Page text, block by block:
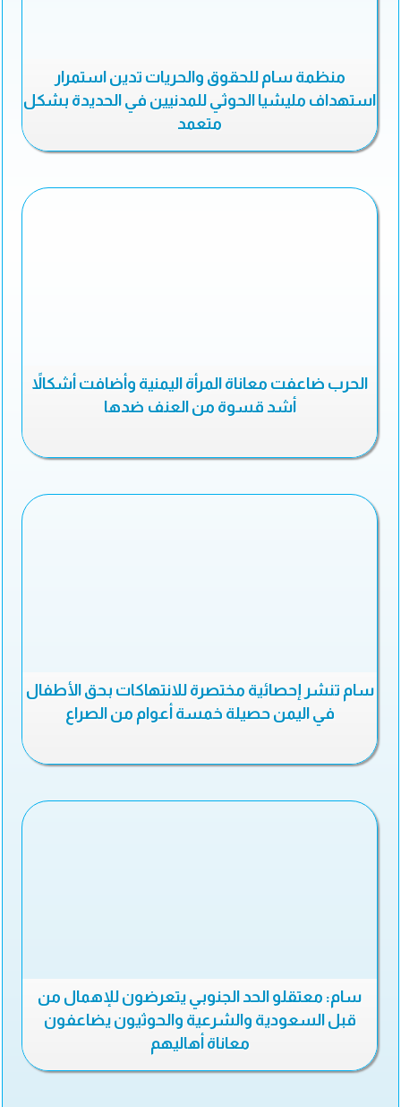
منظمة سام للحقوق والحريات تدين استمرار
استهداف مليشيا الحوثي للمدنيين في الحديدة بشكل
متعمد
الحرب ضاعفت معاناة المرأة اليمنية وأضافت أشكالاً
أشد قسوة من العنف ضدها
سام تنشر إحصائية مختصرة للانتهاكات بحق الأطفال
في اليمن حصيلة خمسة أعوام من الصراع
سام: معتقلو الحد الجنوبي يتعرضون للإهمال من
قبل السعودية والشرعية والحوثيون يضاعفون
معاناة أهاليهم